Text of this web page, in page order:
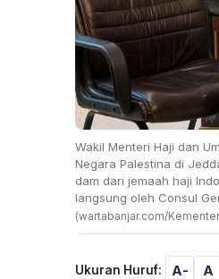
Wakil Menteri Haji dan
Negara Palestina di
dam dari jemaah haji
langsung oleh Consul
(wartabanjar.com/
Ukuran Huruf: A- A